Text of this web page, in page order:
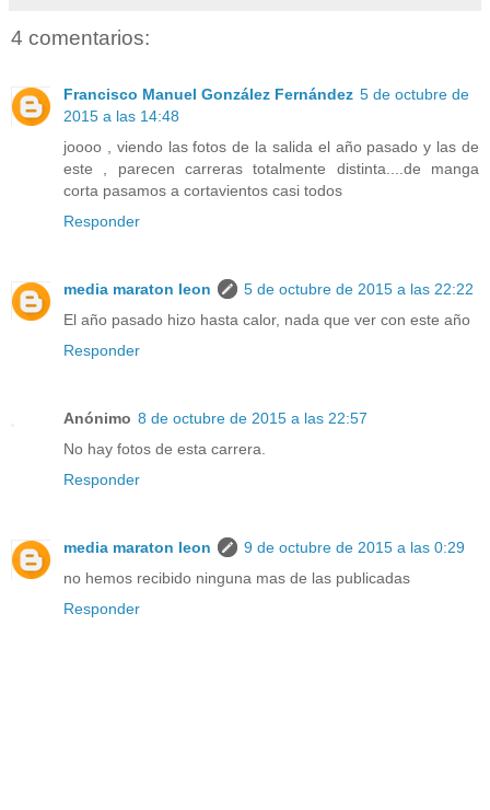
4 comentarios:
Francisco Manuel González Fernández 5 de octubre de
2015 a las 14:48
joooo , viendo las fotos de la salida el año pasado y las de
este , parecen carreras totalmente distinta....de manga
corta pasamos a cortavientos casi todos
Responder
media maraton leon
5 de octubre de 2015 a las 22:22
El año pasado hizo hasta calor, nada que ver con este año
Responder
Anónimo 8 de octubre de 2015 a las 22:57
No hay fotos de esta carrera.
Responder
media maraton leon
9 de octubre de 2015 a las 0:29
no hemos recibido ninguna mas de las publicadas
Responder